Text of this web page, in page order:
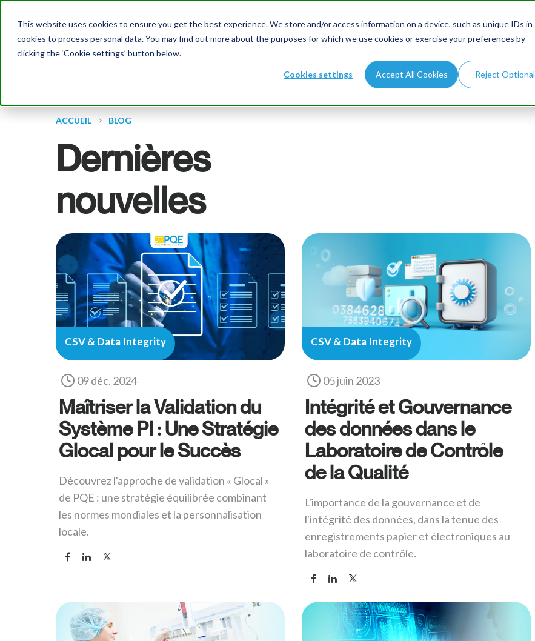
This website uses cookies to ensure you get the best experience. We store and/or access information on a device, such as unique IDs in
cookies to process personal data. You may find out more about the purposes for which we use cookies or exercise your preferences by
clicking the ‘Cookie settings’ button below.
Cookies settings Accept All Cookies Reject Optional
Secteur Services A propos
ACCUEIL BLOG
Dernières
nouvelles
CSV & Data Integrity
09 déc. 2024
Maîtriser la Validation du
Système PI : Une Stratégie
Glocal pour le Succès
Découvrez l'approche de validation « Glocal »
de PQE : une stratégie équilibrée combinant
les normes mondiales et la personnalisation
locale.
CSV & Data Integrity
05 juin 2023
Intégrité et Gouvernance
des données dans le
Laboratoire de Contrôle
de la Qualité
L'importance de la gouvernance et de
l'intégrité des données, dans la tenue des
enregistrements papier et électroniques au
laboratoire de contrôle.